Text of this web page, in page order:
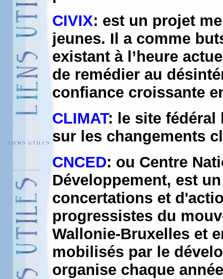
CIVIX: est un projet
jeunes. Il a comme
existant à l’heure
de remédier au
confiance croissante
CLIMAT: le site fédéral
sur les changements
CNCED: ou Centre
Développement, est
concertations et
progressistes du
Wallonie-Bruxelles et
mobilisés par le
organise chaque